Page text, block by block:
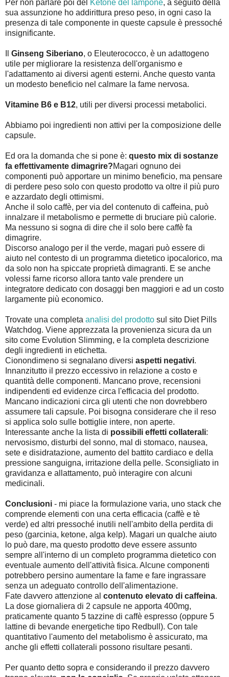
Per non parlare poi del Ketone del lampone, a seguito della
sua assunzione ho addirittura preso peso, in ogni caso la
presenza di tale componente in queste capsule è pressoché
insignificante.
Ginseng Siberiano, o Eleuterococco, è un adattogeno
utile per migliorare la resistenza dell'organismo e
l'adattamento ai diversi agenti esterni. Anche questo vanta
un modesto beneficio nel calmare la fame nervosa.
Vitamine B6 e B12, utili per diversi processi metabolici.
Abbiamo poi ingredienti non attivi per la composizione delle
capsule.
Ed ora la domanda che si pone è: questo mix di sostanze
fa effettivamente dimagrire?Magari ognuno dei
componenti può apportare un minimo beneficio, ma pensare
di perdere peso solo con questo prodotto va oltre il più puro
e azzardato degli ottimismi.
Anche il solo caffè, per via del contenuto di caffeina, può
innalzare il metabolismo e permette di bruciare più calorie.
Ma nessuno si sogna di dire che il solo bere caffè fa
dimagrire.
Discorso analogo per il the verde, magari può essere di
aiuto nel contesto di un programma dietetico ipocalorico, ma
da solo non ha spiccate proprietà dimagranti. E se anche
volessi farne ricorso allora tanto vale prendere un
integratore dedicato con dosaggi ben maggiori e ad un costo
largamente più economico.
Trovate una completa analisi del prodotto sul sito Diet Pills
Watchdog. Viene apprezzata la provenienza sicura da un
sito come Evolution Slimming, e la completa descrizione
degli ingredienti in etichetta.
Cionondimeno si segnalano diversi aspetti negativi.
Innanzitutto il prezzo eccessivo in relazione a costo e
quantità delle componenti. Mancano prove, recensioni
indipendenti ed evidenze circa l'efficacia del prodotto.
Mancano indicazioni circa gli utenti che non dovrebbero
assumere tali capsule. Poi bisogna considerare che il reso
si applica solo sulle bottiglie intere, non aperte.
Interessante anche la lista di possibili effetti collaterali:
nervosismo, disturbi del sonno, mal di stomaco, nausea,
sete e disidratazione, aumento del battito cardiaco e della
pressione sanguigna, irritazione della pelle. Sconsigliato in
gravidanza e allattamento, può interagire con alcuni
medicinali.
Conclusioni - mi piace la formulazione varia, uno stack che
comprende elementi con una certa efficacia (caffè e tè
verde) ed altri pressoché inutili nell'ambito della perdita di
peso (garcinia, ketone, alga kelp). Magari un qualche aiuto
lo può dare, ma questo prodotto deve essere assunto
sempre all'interno di un completo programma dietetico con
eventuale aumento dell'attività fisica. Alcune componenti
potrebbero persino aumentare la fame e fare ingrassare
senza un adeguato controllo dell'alimentazione.
Fate davvero attenzione al contenuto elevato di caffeina.
La dose giornaliera di 2 capsule ne apporta 400mg,
praticamente quanto 5 tazzine di caffè espresso (oppure 5
lattine di bevande energetiche tipo Redbull). Con tale
quantitativo l'aumento del metabolismo è assicurato, ma
anche gli effetti collaterali possono risultare pesanti.
Per quanto detto sopra e considerando il prezzo davvero